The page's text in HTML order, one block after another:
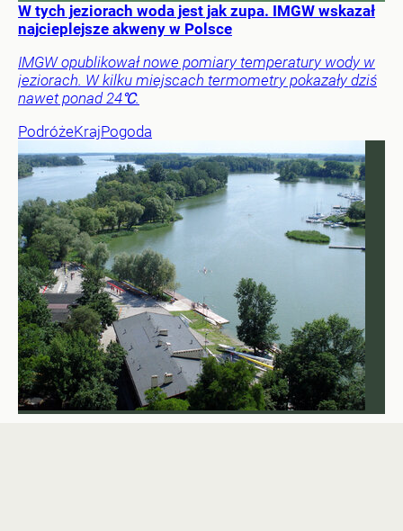
W tych jeziorach woda jest jak zupa. IMGW wskazał
najcieplejsze akweny w Polsce
IMGW opublikował nowe pomiary temperatury wody w
jeziorach. W kilku miejscach termometry pokazały dziś
nawet ponad 24℃.
PodróżeKrajPogoda